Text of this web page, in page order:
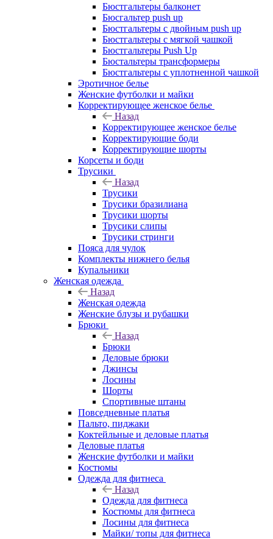
Бюстгальтеры балконет
Бюсгальтер push up
Бюстгальтеры с двойным push up
Бюстгальтеры с мягкой чашкой
Бюстгальтеры Push Up
Бюстальтеры трансформеры
Бюстгальтеры с уплотненной чашкой
Эротичное белье
Женские футболки и майки
Корректирующее женское белье
Назад
Корректирующее женское белье
Корректирующие боди
Корректирующие шорты
Корсеты и боди
Трусики
Назад
Трусики
Трусики бразилиана
Трусики шорты
Трусики слипы
Трусики стринги
Пояса для чулок
Комплекты нижнего белья
Купальники
Женская одежда
Назад
Женская одежда
Женские блузы и рубашки
Брюки
Назад
Брюки
Деловые брюки
Джинсы
Лосины
Шорты
Спортивные штаны
Повседневные платья
Пальто, пиджаки
Коктейльные и деловые платья
Деловые платья
Женские футболки и майки
Костюмы
Одежда для фитнеса
Назад
Одежда для фитнеса
Костюмы для фитнеса
Лосины для фитнеса
Майки/ топы для фитнеса